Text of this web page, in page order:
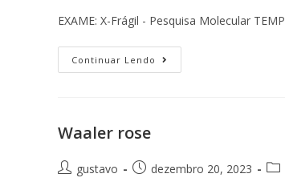
EXAME: X-Frágil - Pesquisa Molecular
Continuar Lendo
Waaler rose
gustavo dezembro 20, 2023